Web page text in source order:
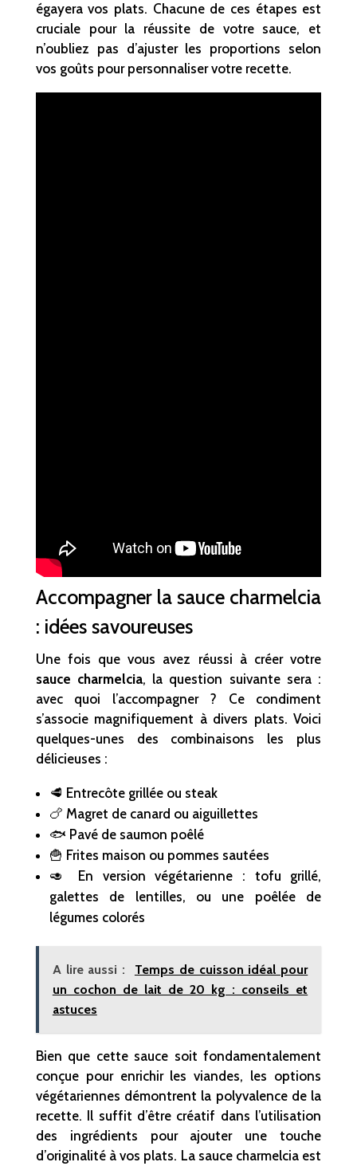
égayera vos plats. Chacune de ces étapes est
cruciale pour la réussite de votre sauce, et
n’oubliez pas d’ajuster les proportions selon
vos goûts pour personnaliser votre recette.
Accompagner la sauce charmelcia
: idées savoureuses
Une fois que vous avez réussi à créer votre
sauce charmelcia, la question suivante sera :
avec quoi l’accompagner ? Ce condiment
s’associe magnifiquement à divers plats. Voici
quelques-unes des combinaisons les plus
délicieuses :
🥩 Entrecôte grillée ou steak
🍗 Magret de canard ou aiguillettes
🐟 Pavé de saumon poêlé
🍟 Frites maison ou pommes sautées
🥑 En version végétarienne : tofu grillé,
galettes de lentilles, ou une poêlée de
légumes colorés
A lire aussi :
Temps de cuisson idéal pour
un cochon de lait de 20 kg : conseils et
astuces
Bien que cette sauce soit fondamentalement
conçue pour enrichir les viandes, les options
végétariennes démontrent la polyvalence de la
recette. Il suffit d’être créatif dans l’utilisation
des ingrédients pour ajouter une touche
d’originalité à vos plats. La sauce charmelcia est